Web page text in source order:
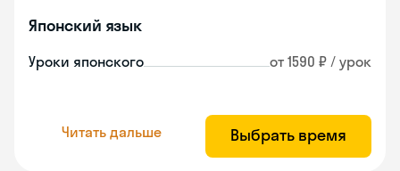
Японский язык
Уроки японского от 1590 ₽ / урок
Читать дальше Выбрать время